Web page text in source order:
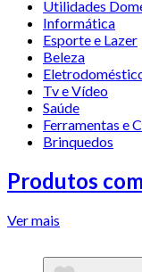
Utilidades
Informática
Esporte e Lazer
Beleza
Tv e Vídeo
Saúde
Ferramentas e
Brinquedos
Produtos
Ver mais